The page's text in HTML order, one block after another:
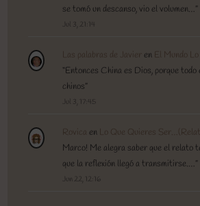
se tomó un descanso, vio el volumen…”
Jul 3, 21:14
Las palabras de Javier en El Mundo
“Entonces China es Dios, porque todo
chinos”
Jul 3, 17:45
Rovica en Lo Que Quieres
Marco! Me alegra saber que el relato
que la reflexión llegó a transmitirse.…”
Jun 22, 12:16